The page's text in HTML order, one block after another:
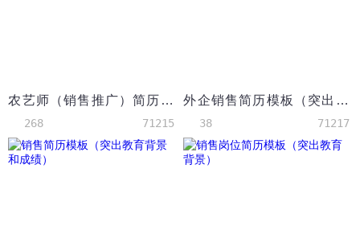
农艺师（销售推广）简历模板（有校园活动）
268 71215
外企销售简历模板（突出荣誉奖励）
38 71217